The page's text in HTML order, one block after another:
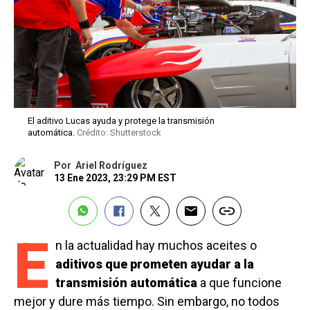
El aditivo Lucas ayuda y protege la transmisión
automática. Crédito: Shutterstock
Por Ariel Rodríguez
13 Ene 2023, 23:29 PM EST
E n la actualidad hay muchos aceites o
aditivos que prometen ayudar a la
transmisión automática a que funcione
mejor y dure más tiempo. Sin embargo, no todos